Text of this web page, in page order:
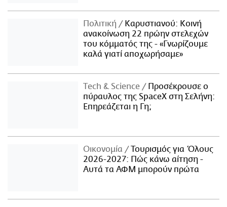
Πολιτική
Καρυστιανού: Κοινή
ανακοίνωση 22 πρώην στελεχών
του κόμματός της - «Γνωρίζουμε
καλά γιατί αποχωρήσαμε»
Τech & Science
Προσέκρουσε ο
πύραυλος της SpaceX στη Σελήνη:
Επηρεάζεται η Γη;
Οικονομία
Τουρισμός για Όλους
2026-2027: Πώς κάνω αίτηση -
Αυτά τα ΑΦΜ μπορούν πρώτα